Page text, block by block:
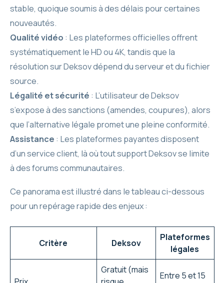
stable, quoique soumis à des délais pour certaines
nouveautés.
Qualité vidéo : Les plateformes officielles offrent
systématiquement le HD ou 4K, tandis que la
résolution sur Deksov dépend du serveur et du fichier
source.
Légalité et sécurité : L’utilisateur de Deksov
s’expose à des sanctions (amendes, coupures), alors
que l’alternative légale promet une pleine conformité.
Assistance : Les plateformes payantes disposent
d’un service client, là où tout support Deksov se limite
à des forums communautaires.
Ce panorama est illustré dans le tableau ci-dessous
pour un repérage rapide des enjeux :
Critère Deksov
Plateformes
légales
Gratuit (mais
Entre 5 et 15